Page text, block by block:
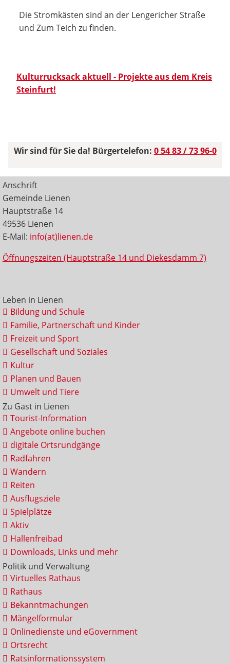
Die Stromkästen sind an der Lengericher Straße
und Zum Teich zu finden.
Kulturrucksack aktuell - Projekte aus dem Kreis
Steinfurt!
Wir sind für Sie da! Bürgertelefon: 0 54 83 / 73 96-0
Anschrift
Gemeinde Lienen
Hauptstraße 14
49536 Lienen
E-Mail: info(at)lienen.de
Öffnungszeiten (Hauptstraße 14 und Diekesdamm 7)
Leben in Lienen
Bildung und Schule
Familie, Partnerschaft und Kinder
Freizeit und Sport
Gesellschaft und Soziales
Kultur
Planen und Bauen
Umwelt und Tiere
Zu Gast in Lienen
Tourist-Information
Angebote online buchen
digitale Ortsrundgänge
Radfahren
Wandern
Reiten
Ausflugsziele
Spielplätze
Aktiv
Hallenfreibad
Downloads, Links und mehr
Politik und Verwaltung
Virtuelles Rathaus
Rathaus
Bekanntmachungen
Mängelformular
Onlinedienste und eGovernment
Ortsrecht
Ratsinformationssystem